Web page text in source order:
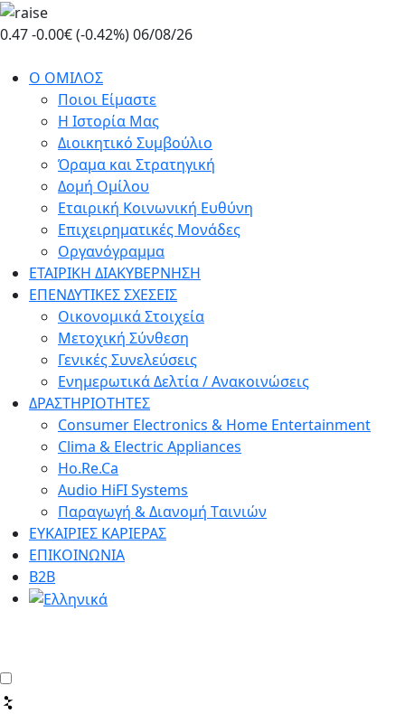
Skip
to
content
0.47-0.00€ (-0.42%)06/08/26
Ο ΟΜΙΛΟΣ
Ποιοι Είμαστε
Η Ιστορία Μας
Διοικητικό Συμβούλιο
Όραμα και Στρατηγική
Δομή Ομίλου
Εταιρική Κοινωνική Ευθύνη
Επιχειρηματικές Μονάδες
Οργανόγραμμα
ΕΤΑΙΡΙΚΗ ΔΙΑΚΥΒΕΡΝΗΣΗ
ΕΠΕΝΔΥΤΙΚΕΣ ΣΧΕΣΕΙΣ
Οικονομικά Στοιχεία
Μετοχική Σύνθεση
Γενικές Συνελεύσεις
Ενημερωτικά Δελτία / Ανακοινώσεις
ΔΡΑΣΤΗΡΙΟΤΗΤΕΣ
Consumer Electronics & Home Entertainment
Clima & Electric Appliances
Ho.Re.Ca
Audio HiFI Systems
Παραγωγή & Διανομή Tαινιών
ΕΥΚΑΙΡΙΕΣ ΚΑΡΙΕΡΑΣ
ΕΠΙΚΟΙΝΩΝΙΑ
Β2Β